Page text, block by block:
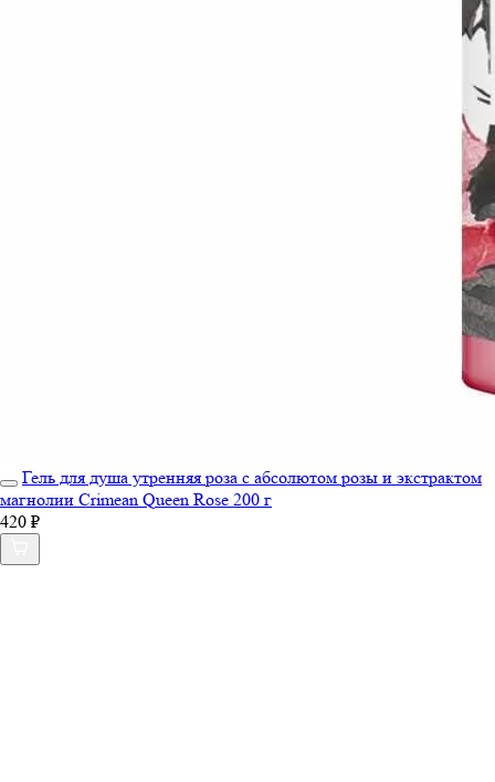
Гель для душа утренняя роза с абсолютом розы и экстрактом
магнолии Crimean Queen Rose 200 г
420 ₽